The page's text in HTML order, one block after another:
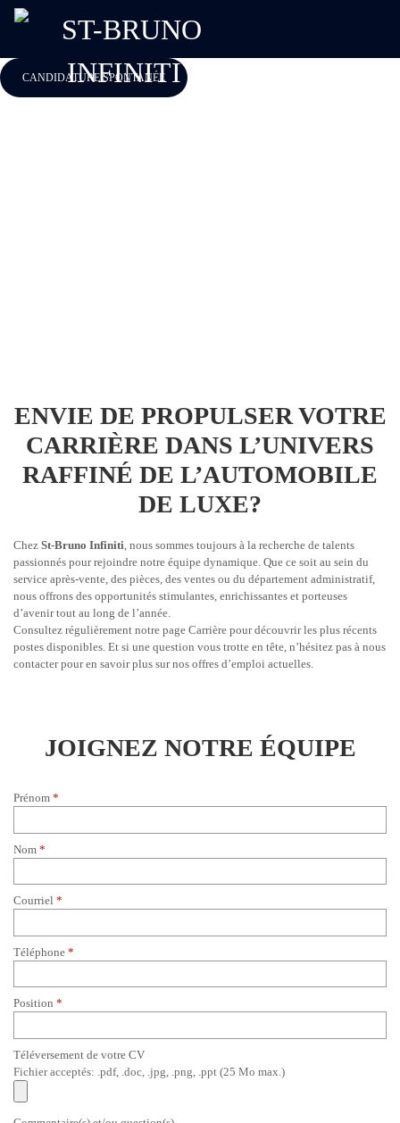
CANDIDATURE SPONTANÉE
ENVIE DE PROPULSER VOTRE
CARRIÈRE DANS L’UNIVERS
RAFFINÉ DE L’AUTOMOBILE
DE LUXE?
Chez St-Bruno Infiniti, nous sommes toujours à la recherche de talents
passionnés pour rejoindre notre équipe dynamique. Que ce soit au sein du
service après-vente, des pièces, des ventes ou du département administratif,
nous offrons des opportunités stimulantes, enrichissantes et porteuses
d’avenir tout au long de l’année.
Consultez régulièrement notre page Carrière pour découvrir les plus récents
postes disponibles. Et si une question vous trotte en tête, n’hésitez pas à nous
contacter pour en savoir plus sur nos offres d’emploi actuelles.
JOIGNEZ NOTRE ÉQUIPE
Prénom *
Nom *
Courriel *
Téléphone *
Position *
Téléversement de votre CV
Fichier acceptés: .pdf, .doc, .jpg, .png, .ppt (25 Mo max.)